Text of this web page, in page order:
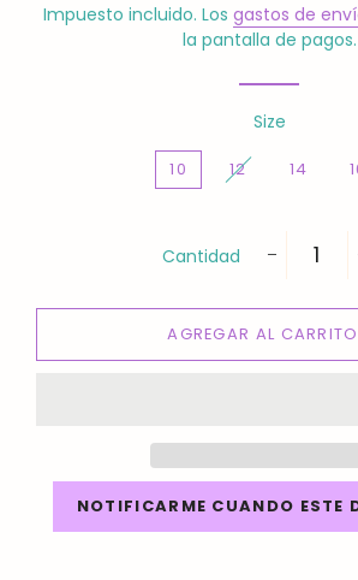
venta
Impuesto incluido. Los gastos de
la pantalla de pagos.
Size
10 12 14
Cantidad
AGREGAR AL CARRITO
NOTIFICARME CUANDO ESTE